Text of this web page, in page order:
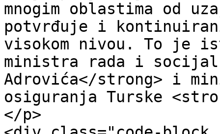
mnogim oblastima od
potvrđuje i
visokom nivou. To je
ministra rada i
Adrovića</strong> i
osiguranja Turske
</p>